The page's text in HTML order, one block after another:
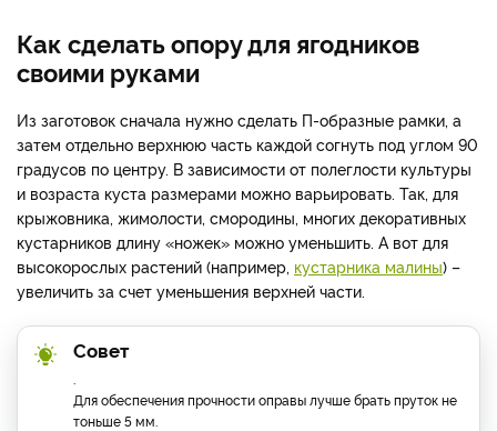
Как сделать опору для ягодников
своими руками
Из заготовок сначала нужно сделать П-образные рамки, а
затем отдельно верхнюю часть каждой согнуть под углом 90
градусов по центру. В зависимости от полеглости культуры
и возраста куста размерами можно варьировать. Так, для
крыжовника, жимолости, смородины, многих декоративных
кустарников длину «ножек» можно уменьшить. А вот для
высокорослых растений (например, кустарника малины) –
увеличить за счет уменьшения верхней части.
Совет
Для обеспечения прочности оправы лучше брать пруток не
тоньше 5 мм.